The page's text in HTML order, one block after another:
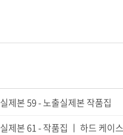
실제본 59 - 노출실제본 작품집
실제본 61 - 작품집 ㅣ 하드 케이